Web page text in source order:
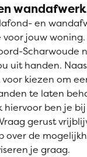
en
jouw
Scharwoude
uit handen.
voor kiezen om
te laten
hiervoor ben je
gerust
over de
je graag.